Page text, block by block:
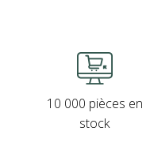
10 000 pièces en
stock